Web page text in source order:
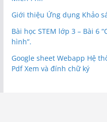
Giới thiệu Ứng dụng Khảo
Bài học STEM lớp 3 – Bài 6
hình”.
Google sheet Webapp Hệ
Pdf Xem và đính chữ ký